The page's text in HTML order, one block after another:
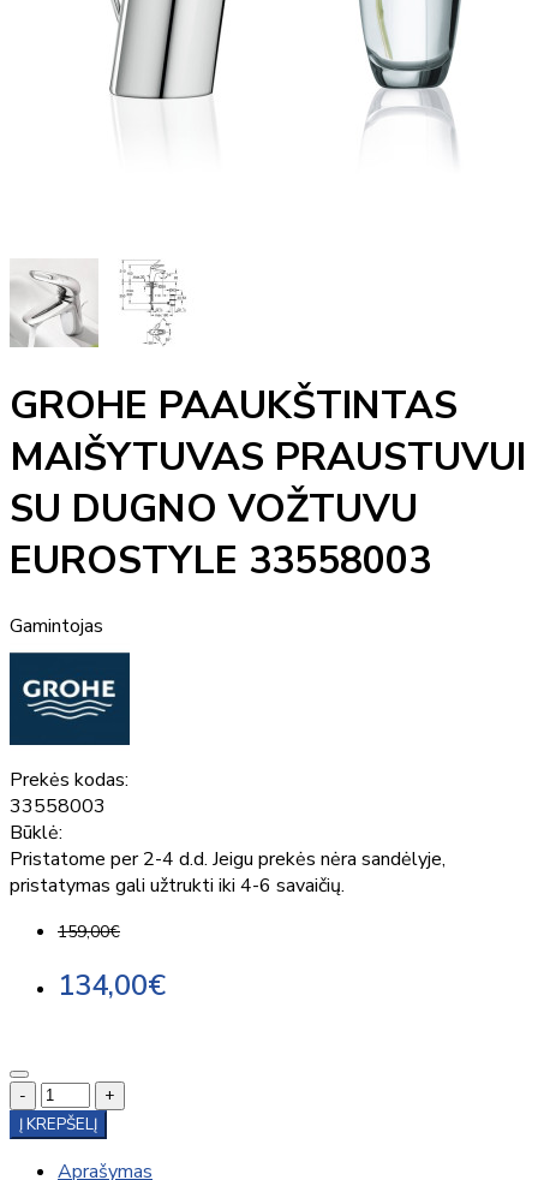
GROHE PAAUKŠTINTAS
MAIŠYTUVAS PRAUSTUVUI
SU DUGNO VOŽTUVU
EUROSTYLE 33558003
Gamintojas
Prekės kodas:
33558003
Būklė:
Pristatome per 2-4 d.d. Jeigu prekės nėra sandėlyje,
pristatymas gali užtrukti iki 4-6 savaičių.
159,00€
134,00€
-
+
Į KREPŠELĮ
Aprašymas